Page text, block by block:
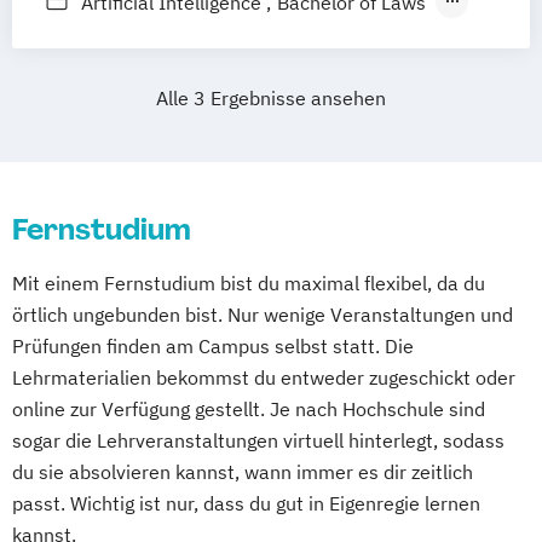
Betriebswirtschaftslehre – Office
Management
Cloud Computing
Computer Science (DE/EN) Controlling
Customer Centricity
Cyber Security (DE/EN)
Data Management (DE/EN)
DevOps und Cloud Computing (DE/EN)
Digital Business (DE/EN)
Digital Business Management
Geschichte Europas - Epochen
Mathematisch-technische
Softwareentwicklung
Multimeida-Diplomstudium der
Rechtswissenschaften
Nawi-Tec für Schüler*innen
Neuere deutsche Literatur im
medienkulturellen Kontext
Philosophie - Philosophie im europäischen
Kontext
Alle 3 Ergebnisse ansehen
Fernstudium
Mit einem Fernstudium bist du maximal flexibel, da du
örtlich ungebunden bist. Nur wenige Veranstaltungen und
Prüfungen finden am Campus selbst statt. Die
Lehrmaterialien bekommst du entweder zugeschickt oder
online zur Verfügung gestellt. Je nach Hochschule sind
sogar die Lehrveranstaltungen virtuell hinterlegt, sodass
du sie absolvieren kannst, wann immer es dir zeitlich
passt. Wichtig ist nur, dass du gut in Eigenregie lernen
kannst.